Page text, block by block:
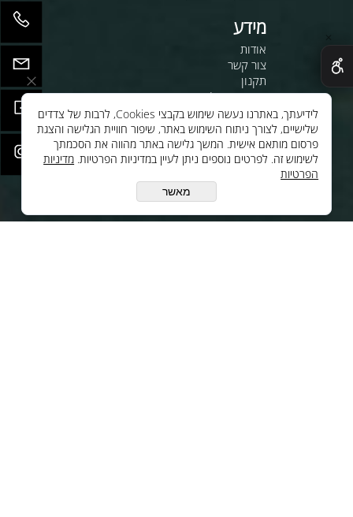
מידע
אודות
צור קשר
תקנון
מדיניות משלוחים
משרות
לחנות שלנו - לרכישה ברשת
לסי.איי.אל טכנולוגיות 1997 בע"מ
יצירת קשר
לידיעתך, באתרנו נעשה שימוש בקבצי Cookies, לרבות של צדדים
שלישיים, לצורך ניתוח השימוש באתר, שיפור חוויית הגלישה והצגת
פרסום מותאם אישית. המשך גלישה באתר מהווה את הסכמתך
לשימוש זה. לפרטים נוספים ניתן לעיין במדיניות הפרטיות. מדיניות
הפרטיות
מאשר